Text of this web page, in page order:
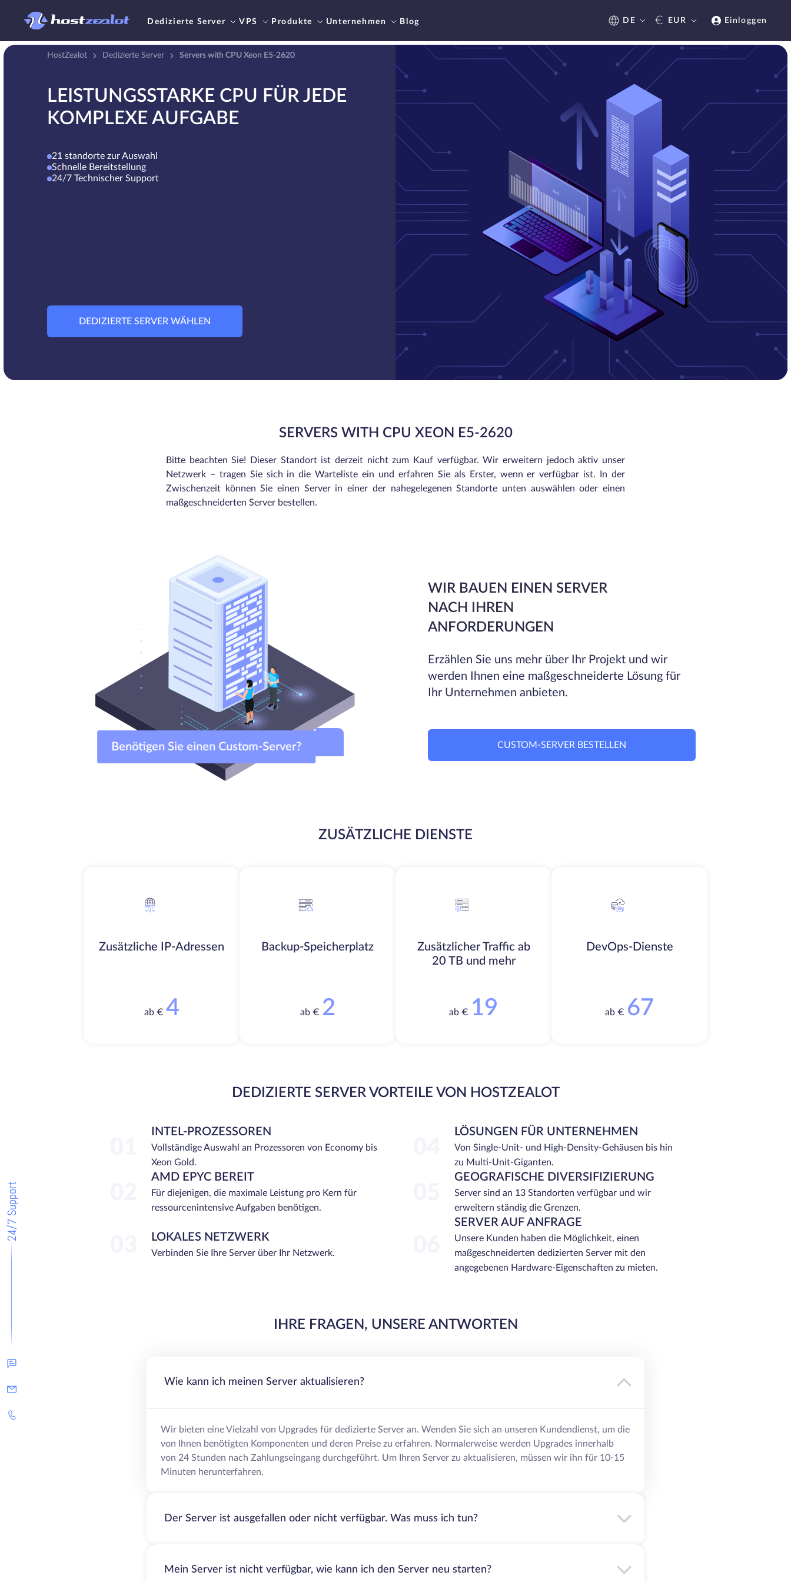
Dedizierte Server VPS Produkte Unternehmen Blog DE € EUR Einloggen
24/7 Support
HostZealot Dedizierte Server Servers with CPU Xeon E5-2620
LEISTUNGSSTARKE CPU FÜR JEDE
KOMPLEXE AUFGABE
21 standorte zur Auswahl
Schnelle Bereitstellung
24/7 Technischer Support
DEDIZIERTE SERVER WÄHLEN
SERVERS WITH CPU XEON E5-2620
Bitte beachten Sie! Dieser Standort ist derzeit nicht zum Kauf verfügbar. Wir erweitern jedoch aktiv unser
Netzwerk – tragen Sie sich in die Warteliste ein und erfahren Sie als Erster, wenn er verfügbar ist. In der
Zwischenzeit können Sie einen Server in einer der nahegelegenen Standorte unten auswählen oder einen
maßgeschneiderten Server bestellen.
Benötigen Sie einen Custom-Server?
WIR BAUEN EINEN SERVER
NACH IHREN
ANFORDERUNGEN
Erzählen Sie uns mehr über Ihr Projekt und wir
werden Ihnen eine maßgeschneiderte Lösung für
Ihr Unternehmen anbieten.
CUSTOM-SERVER BESTELLEN
ZUSÄTZLICHE DIENSTE
Zusätzliche IP-Adressen
ab € 4
Backup-Speicherplatz
ab € 2
Zusätzlicher Traffic ab
20 TB und mehr
ab € 19
DevOps-Dienste
ab € 67
DEDIZIERTE SERVER VORTEILE VON HOSTZEALOT
INTEL-PROZESSOREN
Vollständige Auswahl an Prozessoren von Economy bis
Xeon Gold.
LÖSUNGEN FÜR UNTERNEHMEN
Von Single-Unit- und High-Density-Gehäusen bis hin
zu Multi-Unit-Giganten.
AMD EPYC BEREIT
Für diejenigen, die maximale Leistung pro Kern für
ressourcenintensive Aufgaben benötigen.
GEOGRAFISCHE DIVERSIFIZIERUNG
Server sind an 13 Standorten verfügbar und wir
erweitern ständig die Grenzen.
LOKALES NETZWERK
Verbinden Sie Ihre Server über Ihr Netzwerk.
SERVER AUF ANFRAGE
Unsere Kunden haben die Möglichkeit, einen
maßgeschneiderten dedizierten Server mit den
angegebenen Hardware-Eigenschaften zu mieten.
IHRE FRAGEN, UNSERE ANTWORTEN
Wie kann ich meinen Server aktualisieren?
Wir bieten eine Vielzahl von Upgrades für dedizierte Server an. Wenden Sie sich an unseren Kundendienst, um die
von Ihnen benötigten Komponenten und deren Preise zu erfahren. Normalerweise werden Upgrades innerhalb
von 24 Stunden nach Zahlungseingang durchgeführt. Um Ihren Server zu aktualisieren, müssen wir ihn für 10-15
Minuten herunterfahren.
Der Server ist ausgefallen oder nicht verfügbar. Was muss ich tun?
Mein Server ist nicht verfügbar, wie kann ich den Server neu starten?